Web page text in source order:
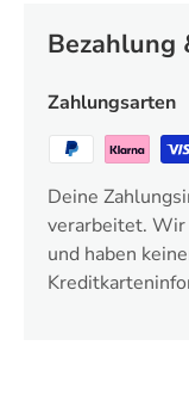
Bezahlung
Zahlungsarten
Deine
verarbeitet. Wir
und haben